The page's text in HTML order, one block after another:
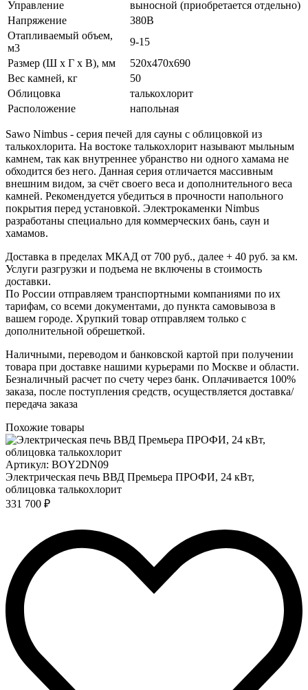
Управление
выносной (приобретается отдельно)
Напряжение
380В
Отапливаемый объем,
м3
9-15
Размер (Ш x Г x В), мм
520x470x690
Вес камней, кг
50
Облицовка
талькохлорит
Расположение
напольная
Sawo Nimbus - серия печей для сауны с облицовкой из
талькохлорита. На востоке талькохлорит называют мыльным
камнем, так как внутреннее убранство ни одного хамама не
обходится без него. Данная серия отличается массивным
внешним видом, за счёт своего веса и дополнительного веса
камней. Рекомендуется убедиться в прочности напольного
покрытия перед установкой. Электрокаменки Nimbus
разработаны специально для коммерческих бань, саун и
хамамов.
Доставка в пределах МКАД от 700 руб., далее + 40 руб. за км.
Услуги разгрузки и подъема не включены в стоимость
доставки.
По России отправляем транспортными компаниями по их
тарифам, со всеми документами, до пункта самовывоза в
вашем городе. Хрупкий товар отправляем только с
дополнительной обрешеткой.
Наличными, переводом и банковской картой при получении
товара при доставке нашими курьерами по Москве и области.
Безналичный расчет по счету через банк. Оплачивается 100%
заказа, после поступления средств, осуществляется доставка/
передача заказа
Похожие товары
Артикул: BOY2DN09
Электрическая печь ВВД Премьера ПРОФИ, 24 кВт,
облицовка талькохлорит
331 700 ₽